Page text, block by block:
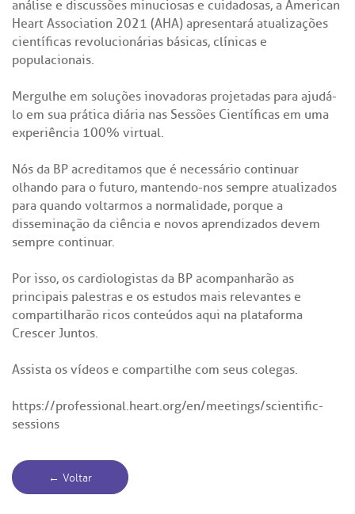
análise e discussões minuciosas e cuidadosas, a American
Heart Association 2021 (AHA) apresentará atualizações
científicas revolucionárias básicas, clínicas e
populacionais.
Mergulhe em soluções inovadoras projetadas para ajudá-
lo em sua prática diária nas Sessões Científicas em uma
experiência 100% virtual.
Nós da BP acreditamos que é necessário continuar
olhando para o futuro, mantendo-nos sempre atualizados
para quando voltarmos a normalidade, porque a
disseminação da ciência e novos aprendizados devem
sempre continuar.
Por isso, os cardiologistas da BP acompanharão as
principais palestras e os estudos mais relevantes e
compartilharão ricos conteúdos aqui na plataforma
Crescer Juntos.
Assista os vídeos e compartilhe com seus colegas.
https://professional.heart.org/en/meetings/scientific-
sessions
← Voltar